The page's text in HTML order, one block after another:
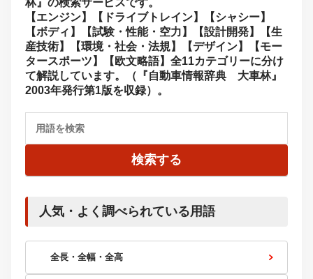
林』の検索サービスです。
【エンジン】【ドライブトレイン】【シャシー】
【ボディ】【試験・性能・空力】【設計開発】【生
産技術】【環境・社会・法規】【デザイン】【モー
タースポーツ】【欧文略語】全11カテゴリーに分け
て解説しています。（『自動車情報辞典 大車林』
2003年発行第1版を収録）。
検索する
人気・よく調べられている用語
全長・全幅・全高